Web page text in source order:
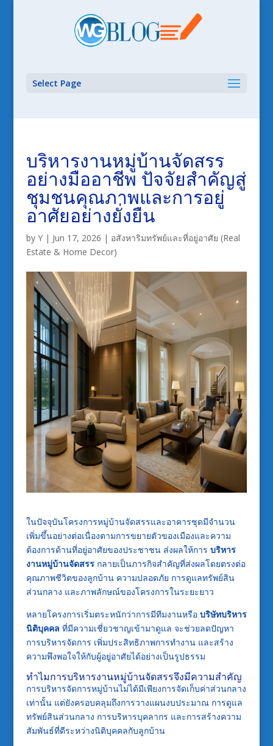
Select Page
บริหารงานหมู่บ้านจัดสรร
อย่างมืออาชีพ ปัจจัยสำคัญสู่
ชุมชนคุณภาพและการอยู่
อาศัยอย่างยั่งยืน
by Y| Jun 17, 2026 | อสังหาริมทรัพย์และที่อยู่อาศัย (Real
Estate & Home Decor)
ในปัจจุบันโครงการหมู่บ้านจัดสรรและอาคารชุดมีจำนวน
เพิ่มขึ้นอย่างต่อเนื่องตามการขยายตัวของเมืองและความ
ต้องการด้านที่อยู่อาศัยของประชาชน ส่งผลให้การ บริหาร
งานหมู่บ้านจัดสรรกลายเป็นภารกิจสำคัญที่ส่งผลโดยตรงต่อ
คุณภาพชีวิตของลูกบ้าน ความปลอดภัย การดูแลทรัพย์สิน
ส่วนกลาง และภาพลักษณ์ของโครงการในระยะยาว
หลายโครงการเริ่มตระหนักว่าการมีทีมงานหรือ บริษัทบริหาร
นิติบุคคล ที่มีความเชี่ยวชาญเข้ามาดูแล จะช่วยลดปัญหา
การบริหารจัดการ เพิ่มประสิทธิภาพการทำงาน และสร้าง
ความพึงพอใจให้กับผู้อยู่อาศัยได้อย่างเป็นรูปธรรม
ทำไมการบริหารงานหมู่บ้านจัดสรรจึงมีความสำคัญ
การบริหารจัดการหมู่บ้านไม่ได้มีเพียงการจัดเก็บค่าส่วนกลาง
เท่านั้น แต่ยังครอบคลุมถึงการวางแผนงบประมาณ การดูแล
ทรัพย์สินส่วนกลาง การบริหารบุคลากร และการสร้างความ
สัมพันธ์ที่ดีระหว่างนิติบุคคลกับลูกบ้าน